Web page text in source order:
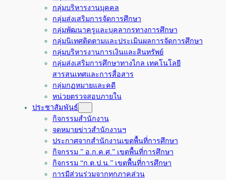
กลุ่มบริหารงานบุคคล
กลุ่มส่งเสริมการจัดการศึกษา
กลุ่มพัฒนาครูและบุคลากรทางการศึกษา
กลุ่มนิเทศติดตามและประเมินผลการจัดการศึกษา
กลุ่มบริหารงานการเงินและสินทรัพย์
กลุ่มส่งเสริมการศึกษาทางไกล เทคโนโลยี
สารสนเทศและการสื่อสาร
กลุ่มกฏหมายและคดี
หน่วยตรวจสอบภายใน
ประชาสัมพันธ์
กิจกรรมสำนักงาน
จดหมายข่าวสำนักงานฯ
ประกาศจากสำนักงานเขตพื้นที่การศึกษา
กิจกรรม ” อ.ก.ค.ศ.” เขตพื้นที่การศึกษา
กิจกรรม “ก.ต.ป.น.” เขตพื้นที่การศึกษา
การมีส่วนร่วมจากทุกภาคส่วน